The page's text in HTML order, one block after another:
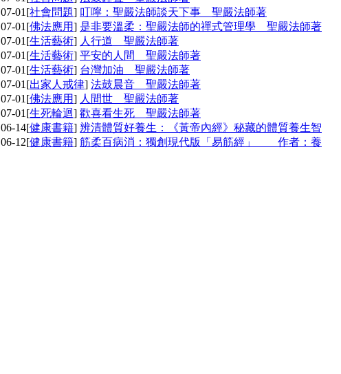
07-01 [社會問題] 叮嚀：聖嚴法師談天下事 聖嚴法師著
07-01 [佛法應用] 是非要溫柔：聖嚴法師的禪式管理學 聖嚴法師著
07-01 [生活藝術] 人行道 聖嚴法師著
07-01 [生活藝術] 平安的人間 聖嚴法師著
07-01 [生活藝術] 台灣加油 聖嚴法師著
07-01 [出家人戒律] 法鼓晨音 聖嚴法師著
07-01 [佛法應用] 人間世 聖嚴法師著
07-01 [生死輪迴] 歡喜看生死 聖嚴法師著
06-14[健康書籍] 辨清體質好養生：《黃帝內經》秘藏的體質養生智
06-12[健康書籍] 筋柔百病消：獨創現代版「易筋經」 作者：養